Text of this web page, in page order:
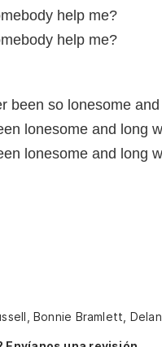
help me?
help me?
been so lonesome
lonesome and long
lonesome and long
Bonnie Bramlett,